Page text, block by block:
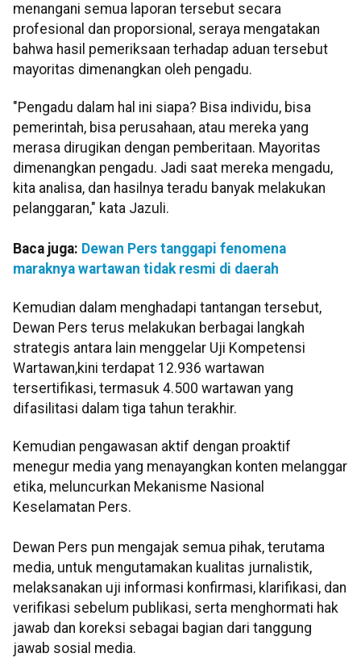
menangani semua laporan tersebut secara
profesional dan proporsional, seraya mengatakan
bahwa hasil pemeriksaan terhadap aduan tersebut
mayoritas dimenangkan oleh pengadu.
"Pengadu dalam hal ini siapa? Bisa individu, bisa
pemerintah, bisa perusahaan, atau mereka yang
merasa dirugikan dengan pemberitaan. Mayoritas
dimenangkan pengadu. Jadi saat mereka mengadu,
kita analisa, dan hasilnya teradu banyak melakukan
pelanggaran," kata Jazuli.
Baca juga: Dewan Pers tanggapi fenomena
maraknya wartawan tidak resmi di daerah
Kemudian dalam menghadapi tantangan tersebut,
Dewan Pers terus melakukan berbagai langkah
strategis antara lain menggelar Uji Kompetensi
Wartawan,kini terdapat 12.936 wartawan
tersertifikasi, termasuk 4.500 wartawan yang
difasilitasi dalam tiga tahun terakhir.
Kemudian pengawasan aktif dengan proaktif
menegur media yang menayangkan konten melanggar
etika, meluncurkan Mekanisme Nasional
Keselamatan Pers.
Dewan Pers pun mengajak semua pihak, terutama
media, untuk mengutamakan kualitas jurnalistik,
melaksanakan uji informasi konfirmasi, klarifikasi, dan
verifikasi sebelum publikasi, serta menghormati hak
jawab dan koreksi sebagai bagian dari tanggung
jawab sosial media.